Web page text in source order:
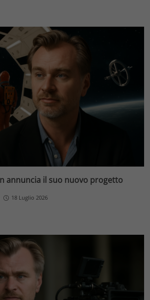
annuncia il suo nuovo progetto
18 Luglio 2026